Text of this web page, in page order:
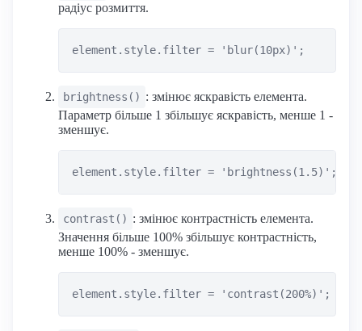
радіус розмиття.
brightness() : змінює яскравість елемента.
Параметр більше 1 збільшує яскравість, менше 1 -
зменшує.
contrast() : змінює контрастність елемента.
Значення більше 100% збільшує контрастність,
менше 100% - зменшує.